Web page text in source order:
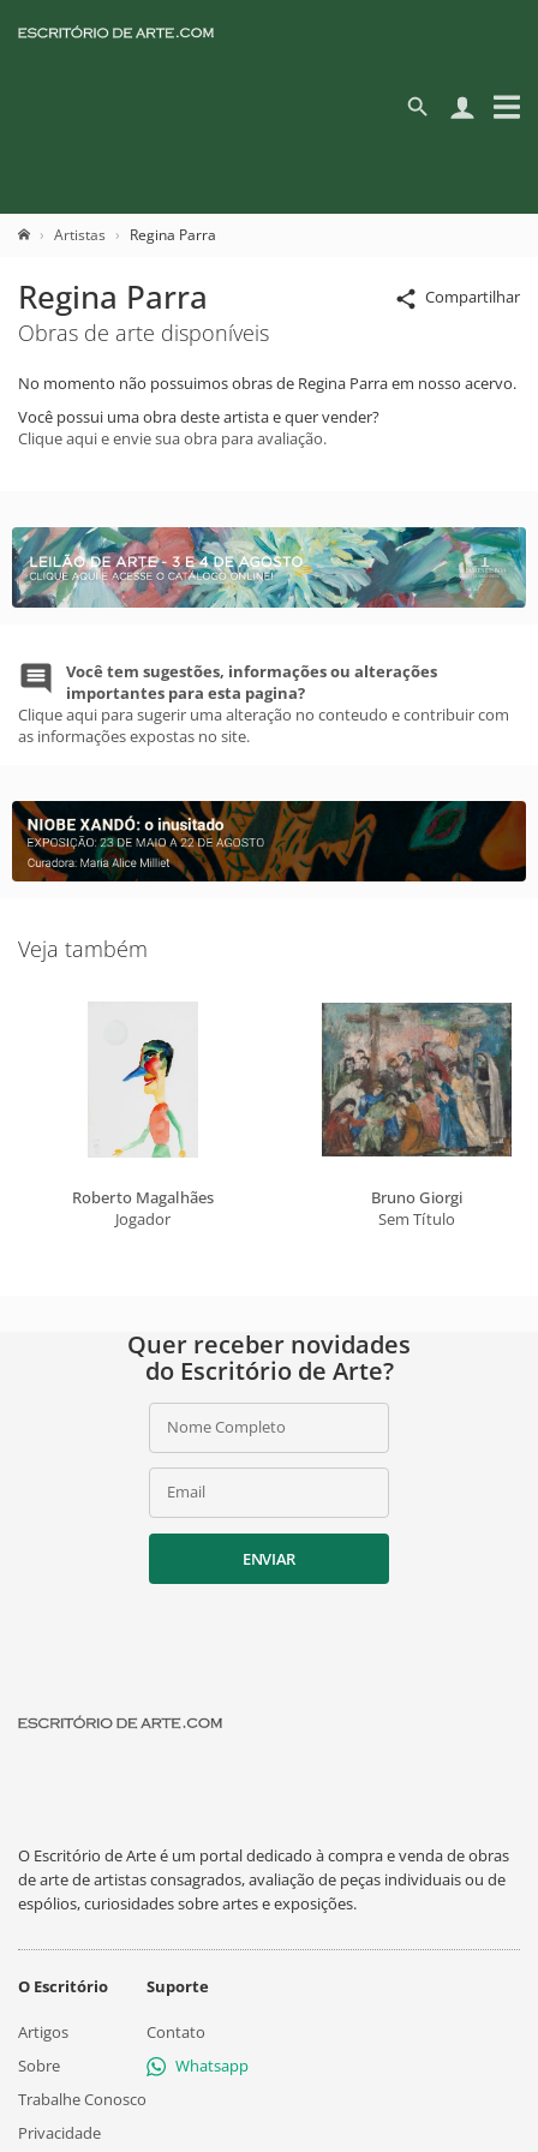
Artistas Regina Parra
Compartilhar
Regina Parra
Obras de arte disponíveis
No momento não possuimos obras de Regina Parra em nosso acervo.
Você possui uma obra deste artista e quer vender?
Clique aqui e envie sua obra para avaliação.
Você tem sugestões, informações ou alterações
importantes para esta pagina?
Clique aqui para sugerir uma alteração no conteudo e contribuir com
as informações expostas no site.
Veja também
Roberto Magalhães
Jogador
Bruno Giorgi
Sem Título
Quer receber novidades
do Escritório de Arte?
Nome Completo
Email
ENVIAR
O Escritório de Arte é um portal dedicado à compra e venda de obras
de arte de artistas consagrados, avaliação de peças individuais ou de
espólios, curiosidades sobre artes e exposições.
O Escritório
Artigos
Sobre
Trabalhe Conosco
Privacidade
Suporte
Contato
Whatsapp